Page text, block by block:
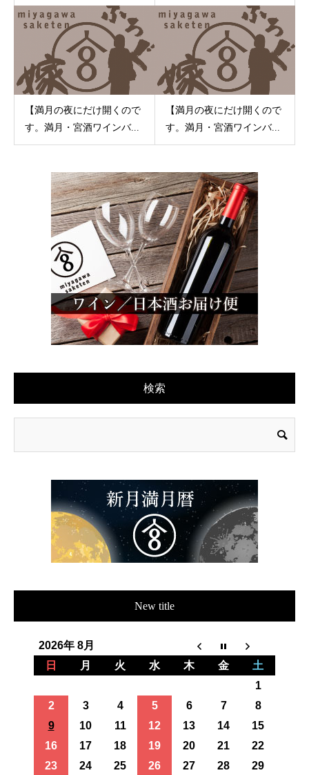
【満月の夜にだけ開くので
す。満月・宮酒ワインバ...
【満月の夜にだけ開くので
す。満月・宮酒ワインバ...
検索
New title
2026年 8月
日
月 火 水 木 金
土
1
2
3 4 5 6 7
8
9
10 11 12 13 14
15
16
17 18 19 20 21
22
23
24 25 26 27 28
29